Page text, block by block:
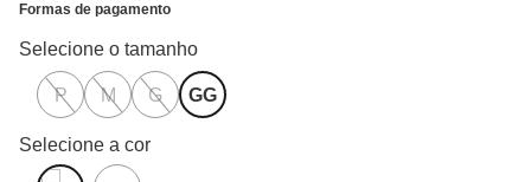
Formas de pagamento
P M G GG
Selecione a cor